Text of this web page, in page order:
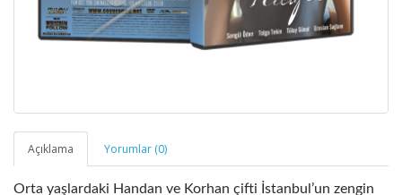
Açıklama Yorumlar (0)
Orta yaşlardaki Handan ve Korhan çifti İstanbul’un zengin